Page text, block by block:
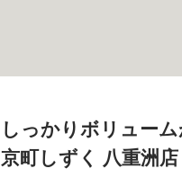
しっかりボリュー
京町しずく 八重洲店